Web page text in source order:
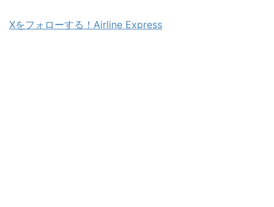
Xをフォローする！Airline Express